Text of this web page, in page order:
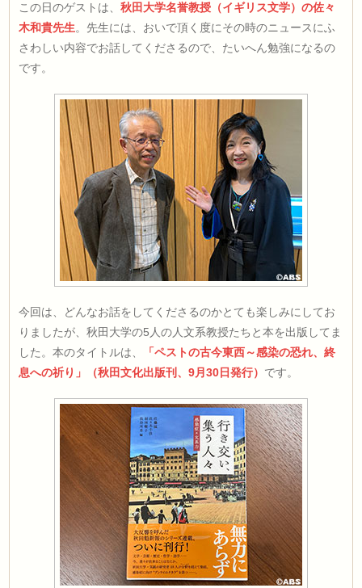
この日のゲストは、秋田大学名誉教授（イギリス文学）の佐々
木和貴先生。先生には、おいで頂く度にその時のニュースにふ
さわしい内容でお話してくださるので、たいへん勉強になるの
です。
今回は、どんなお話をしてくださるのかとても楽しみにしてお
りましたが、秋田大学の5人の人文系教授たちと本を出版してま
した。本のタイトルは、
「ペストの古今東西～感染の恐れ、終
息への祈り」（秋田文化出版刊、9月30日発行） です。